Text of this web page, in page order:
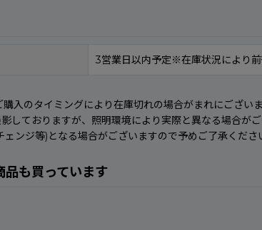
3営業日以内予定※在庫状況により前
入のタイミングにより在庫切れの場合がまれにございま
しておりますが、照明環境により実際と異なる場合がご
ンジ等)となる場合がございますので予めご了承くださ
品も買っています